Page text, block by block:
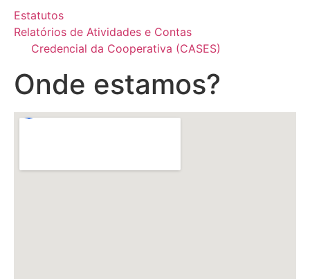
Estatutos
Relatórios de Atividades e Contas
Credencial da Cooperativa (CASES)
Onde estamos?